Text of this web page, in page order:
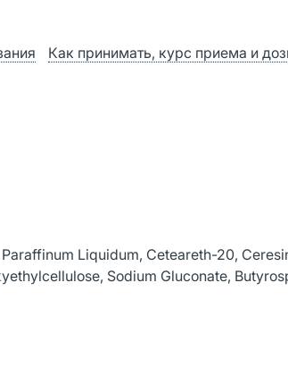
Как принимать, курс приема и
Liquidum, Ceteareth-20,
Sodium Gluconate,